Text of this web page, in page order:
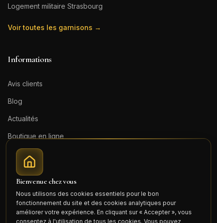
Logement militaire Strasbourg
Voir toutes les garnisons →
Informations
Avis clients
Blog
Actualités
Boutique en ligne
Contact
Mentions légales
Connexion
Bienvenue chez vous
Nous utilisons des cookies essentiels pour le bon
fonctionnement du site et des cookies analytiques pour
améliorer votre expérience. En cliquant sur « Accepter », vous
consentez à l'utilisation de tous les cookies. Vous pouvez